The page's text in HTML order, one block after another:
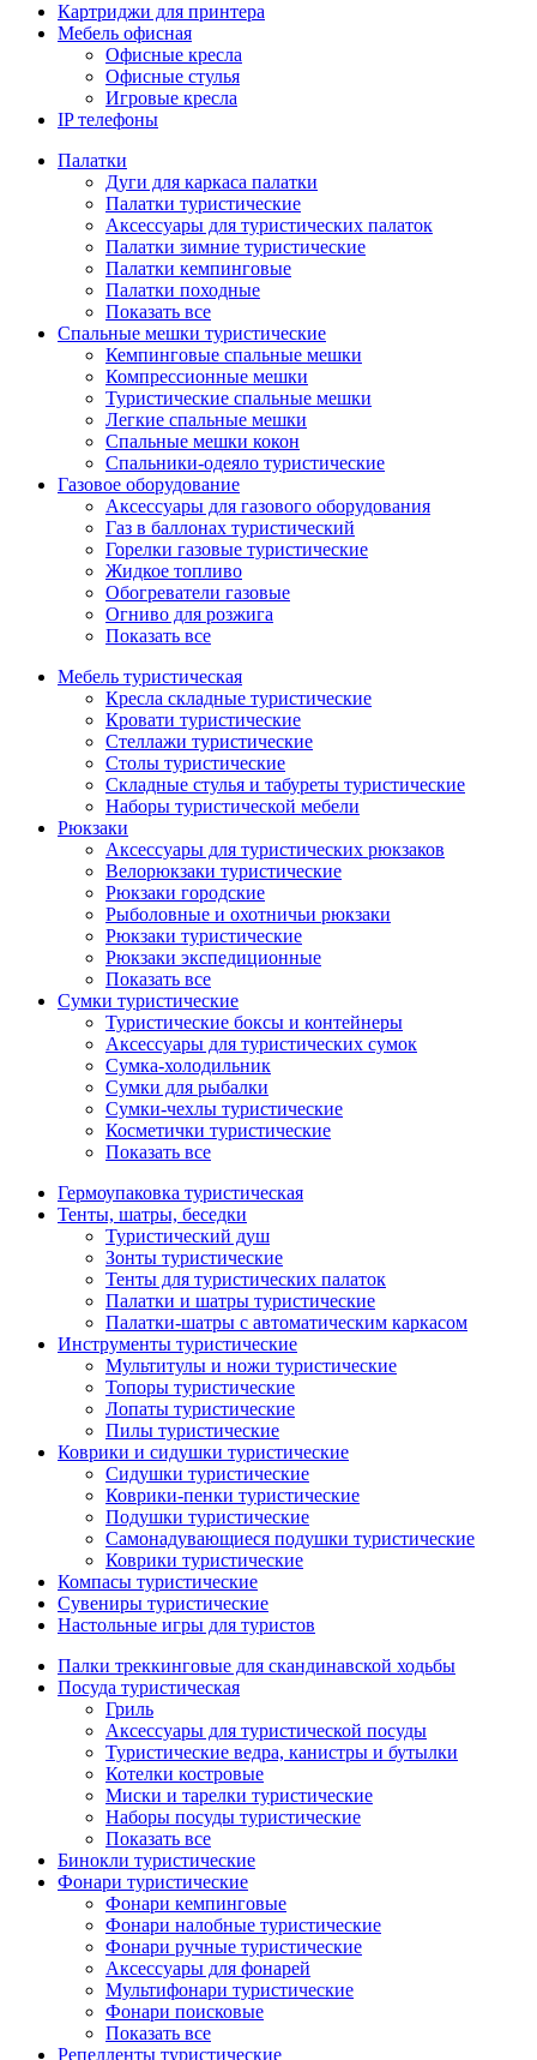
Картриджи для принтера
Мебель офисная
Офисные кресла
Офисные стулья
Игровые кресла
IP телефоны
Палатки
Дуги для каркаса палатки
Палатки туристические
Аксессуары для туристических палаток
Палатки зимние туристические
Палатки кемпинговые
Палатки походные
Показать все
Спальные мешки туристические
Кемпинговые спальные мешки
Компрессионные мешки
Туристические спальные мешки
Легкие спальные мешки
Спальные мешки кокон
Спальники-одеяло туристические
Газовое оборудование
Аксессуары для газового оборудования
Газ в баллонах туристический
Горелки газовые туристические
Жидкое топливо
Обогреватели газовые
Огниво для розжига
Показать все
Мебель туристическая
Кресла складные туристические
Кровати туристические
Стеллажи туристические
Столы туристические
Складные стулья и табуреты туристические
Наборы туристической мебели
Рюкзаки
Аксессуары для туристических рюкзаков
Велорюкзаки туристические
Рюкзаки городские
Рыболовные и охотничьи рюкзаки
Рюкзаки туристические
Рюкзаки экспедиционные
Показать все
Сумки туристические
Туристические боксы и контейнеры
Аксессуары для туристических сумок
Сумка-холодильник
Сумки для рыбалки
Сумки-чехлы туристические
Косметички туристические
Показать все
Гермоупаковка туристическая
Тенты, шатры, беседки
Туристический душ
Зонты туристические
Тенты для туристических палаток
Палатки и шатры туристические
Палатки-шатры с автоматическим каркасом
Инструменты туристические
Мультитулы и ножи туристические
Топоры туристические
Лопаты туристические
Пилы туристические
Коврики и сидушки туристические
Сидушки туристические
Коврики-пенки туристические
Подушки туристические
Самонадувающиеся подушки туристические
Коврики туристические
Компасы туристические
Сувениры туристические
Настольные игры для туристов
Палки треккинговые для скандинавской ходьбы
Посуда туристическая
Гриль
Аксессуары для туристической посуды
Туристические ведра, канистры и бутылки
Котелки костровые
Миски и тарелки туристические
Наборы посуды туристические
Показать все
Бинокли туристические
Фонари туристические
Фонари кемпинговые
Фонари налобные туристические
Фонари ручные туристические
Аксессуары для фонарей
Мультифонари туристические
Фонари поисковые
Показать все
Репелленты туристические